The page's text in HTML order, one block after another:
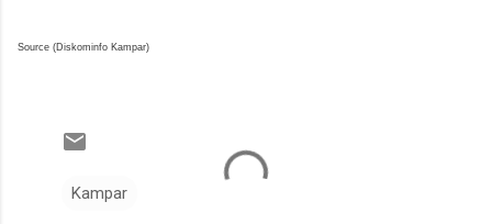
Source (Diskominfo Kampar)
Kampar